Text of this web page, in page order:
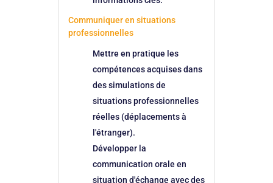
Communiquer en situations
professionnelles
Mettre en pratique les
compétences acquises dans
des simulations de
situations professionnelles
réelles (déplacements à
l'étranger).
Développer la
communication orale en
situation d'échange avec des